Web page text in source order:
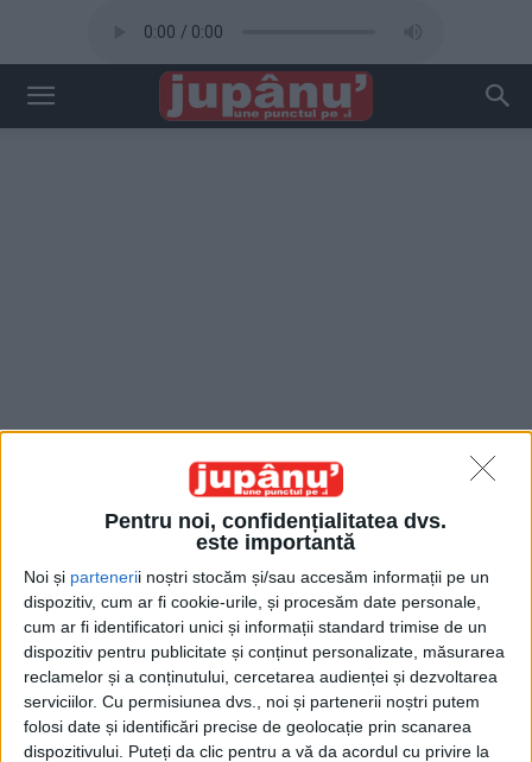
Pentru noi, confidențialitatea dvs.
este importantă
Noi și partenerii noștri stocăm și/sau accesăm informații pe un
dispozitiv, cum ar fi cookie-urile, și procesăm date personale,
cum ar fi identificatori unici și informații standard trimise de un
dispozitiv pentru publicitate și conținut personalizate, măsurarea
reclamelor și a conținutului, cercetarea audienței și dezvoltarea
serviciilor. Cu permisiunea dvs., noi și partenerii noștri putem
folosi date și identificări precise de geolocație prin scanarea
dispozitivului. Puteți da clic pentru a vă da acordul cu privire la
Acasă Etichete Stația de epurare
Etichetă: stația de epurare